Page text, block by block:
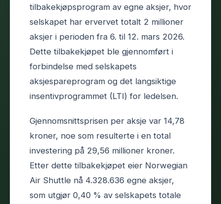
tilbakekjøpsprogram av egne aksjer, hvor
selskapet har ervervet totalt 2 millioner
aksjer i perioden fra 6. til 12. mars 2026.
Dette tilbakekjøpet ble gjennomført i
forbindelse med selskapets
aksjespareprogram og det langsiktige
insentivprogrammet (LTI) for ledelsen.
Gjennomsnittsprisen per aksje var 14,78
kroner, noe som resulterte i en total
investering på 29,56 millioner kroner.
Etter dette tilbakekjøpet eier Norwegian
Air Shuttle nå 4.328.636 egne aksjer,
som utgjør 0,40 % av selskapets totale